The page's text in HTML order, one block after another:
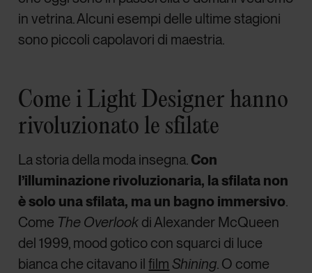
in vetrina. Alcuni esempi delle ultime stagioni
sono piccoli capolavori di maestria.
Come i Light Designer hanno
rivoluzionato le sfilate
La storia della moda insegna. Con
l’illuminazione rivoluzionaria, la sfilata non
è solo una sfilata, ma un bagno immersivo.
Come The Overlook di Alexander McQueen
del 1999, mood gotico con squarci di luce
bianca che citavano ilfilm Shining. O come